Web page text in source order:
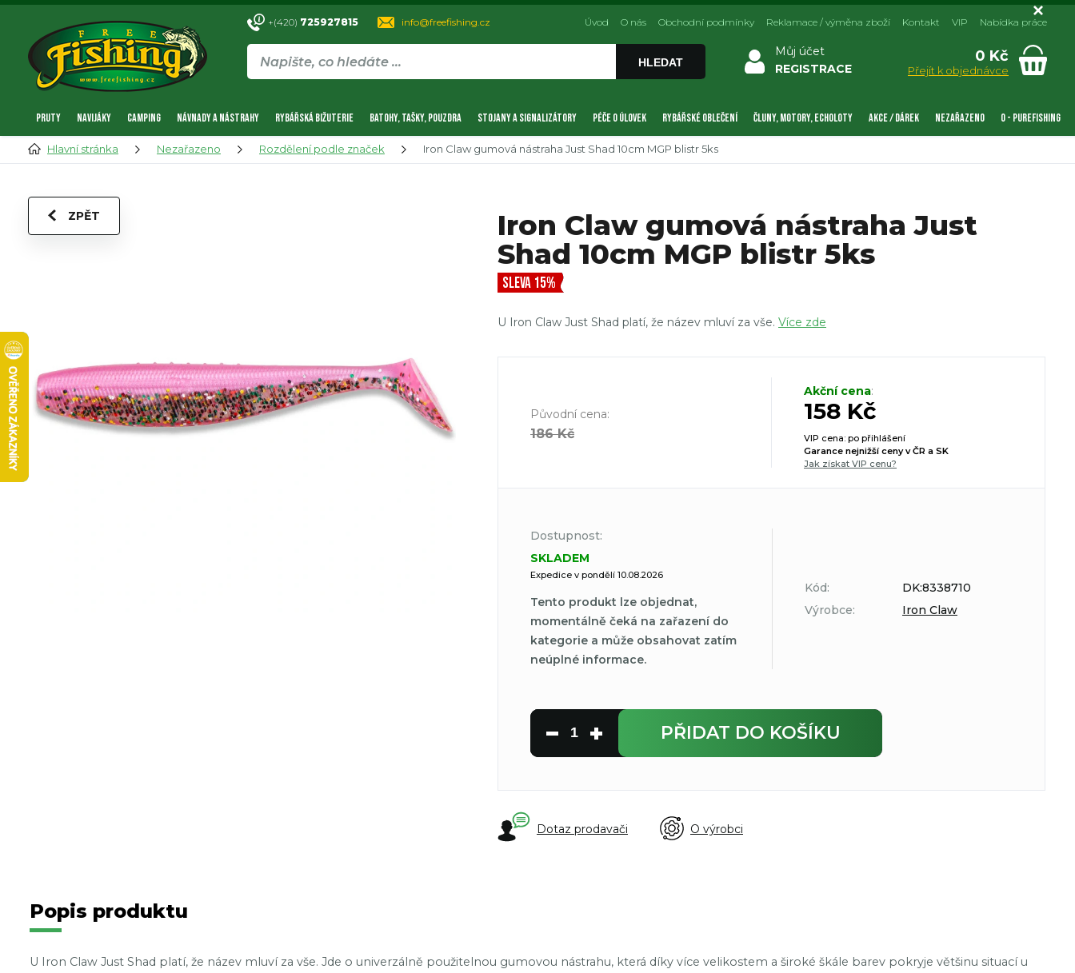
+(420) 725927815 info@freefishing.cz
HLEDAT
Můj účet
REGISTRACE
0 Kč
Přejít k objednávce
Úvod O nás Obchodní podmínky Reklamace / výměna zboží Kontakt VIP Nabídka práce
PRUTY NAVIJÁKY CAMPING NÁVNADY A NÁSTRAHY RYBÁŘSKÁ BIŽUTERIE BATOHY, TAŠKY, POUZDRA STOJANY A SIGNALIZÁTORY PÉČE O ÚLOVEK RYBÁŘSKÉ OBLEČENÍ ČLUNY, MOTORY, ECHOLOTY AKCE / DÁREK NEZAŘAZENO 0 - PUREFISHING
Hlavní stránka Nezařazeno Rozdělení podle značek Iron Claw gumová nástraha Just Shad 10cm MGP blistr 5ks
ZPĚT
Iron Claw gumová nástraha Just
Shad 10cm MGP blistr 5ks
SLEVA 15%
U Iron Claw Just Shad platí, že název mluví za vše. Více zde
Původní cena:
186 Kč
Akční cena:
158 Kč
VIP cena: po přihlášení
Garance nejnižší ceny v ČR a SK
Jak získat VIP cenu?
Dostupnost:
SKLADEM
Expedice v pondělí 10.08.2026
Tento produkt lze objednat,
momentálně čeká na zařazení do
kategorie a může obsahovat zatím
neúplné informace.
Kód:
DK:8338710
Výrobce:
Iron Claw
PŘIDAT DO KOŠÍKU
Dotaz prodavači O výrobci
Popis produktu
U Iron Claw Just Shad platí, že název mluví za vše. Jde o univerzálně použitelnou gumovou nástrahu, která díky více velikostem a široké škále barev pokryje většinu situací u